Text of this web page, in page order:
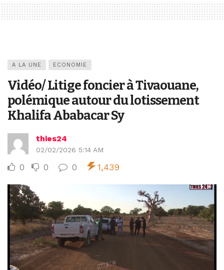
A LA UNE ECONOMIE
Vidéo/ Litige foncier à Tivaouane,
polémique autour du lotissement
Khalifa Ababacar Sy
thies24
02/02/2026 5:14 AM
0 0 0 1,439